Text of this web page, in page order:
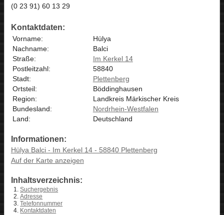
(0 23 91) 60 13 29
Kontaktdaten:
Vorname:
Hülya
Nachname:
Balci
Straße:
Im Kerkel 14
Postleitzahl:
58840
Stadt:
Plettenberg
Ortsteil:
Böddinghausen
Region:
Landkreis Märkischer Kreis
Bundesland:
Nordrhein-Westfalen
Land:
Deutschland
Informationen:
Hülya Balci - Im Kerkel 14 - 58840 Plettenberg
Auf der Karte anzeigen
Inhaltsverzeichnis:
Suchergebnis
Adresse
Telefonnummer
Kontaktdaten